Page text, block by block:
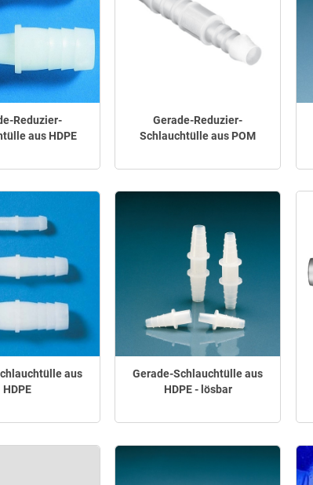
Reduzier-
aus HDPE
Gerade-Reduzier-
Schlauchtülle aus POM
aus
HDPE
Gerade-Schlauchtülle aus
HDPE - lösbar